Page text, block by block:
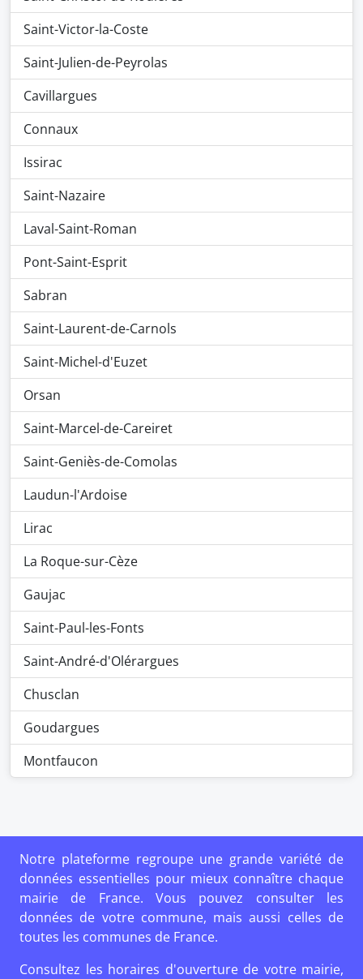
Saint-Victor-la-Coste
Saint-Julien-de-Peyrolas
Cavillargues
Connaux
Issirac
Saint-Nazaire
Laval-Saint-Roman
Pont-Saint-Esprit
Sabran
Saint-Laurent-de-Carnols
Saint-Michel-d'Euzet
Orsan
Saint-Marcel-de-Careiret
Saint-Geniès-de-Comolas
Laudun-l'Ardoise
Lirac
La Roque-sur-Cèze
Gaujac
Saint-Paul-les-Fonts
Saint-André-d'Olérargues
Chusclan
Goudargues
Montfaucon
Notre plateforme regroupe une grande variété de
données essentielles pour mieux connaître chaque
mairie de France. Vous pouvez consulter les
données de votre commune, mais aussi celles de
toutes les communes de France.
Consultez les horaires d'ouverture de votre mairie,